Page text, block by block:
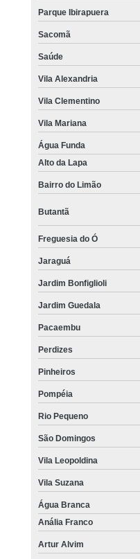
Parque Ibirapuera
Sacomã
Saúde
Vila Alexandria
Vila Clementino
Vila Mariana
Água Funda
Alto da Lapa
Bairro do Limão
Butantã
Freguesia do Ó
Jaraguá
Jardim Bonfiglioli
Jardim Guedala
Pacaembu
Perdizes
Pinheiros
Pompéia
Rio Pequeno
São Domingos
Vila Leopoldina
Vila Suzana
Água Branca
Anália Franco
Artur Alvim